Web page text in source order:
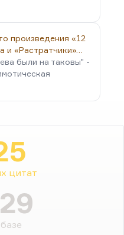
произведения «12
и «Растратчики»…
были на таковы" -
цитат